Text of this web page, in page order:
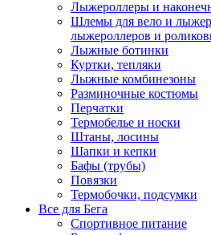
Лыжероллеры и
Шлемы для вело и
лыжероллеров и
Лыжные ботинки
Куртки, тепляки
Лыжные комбинезоны
Разминочные костюмы
Перчатки
Термобелье и носки
Штаны, лосины
Шапки и кепки
Бафы (трубы)
Повязки
Термобочки, подсумки
Все для Бега
Спортивное питание